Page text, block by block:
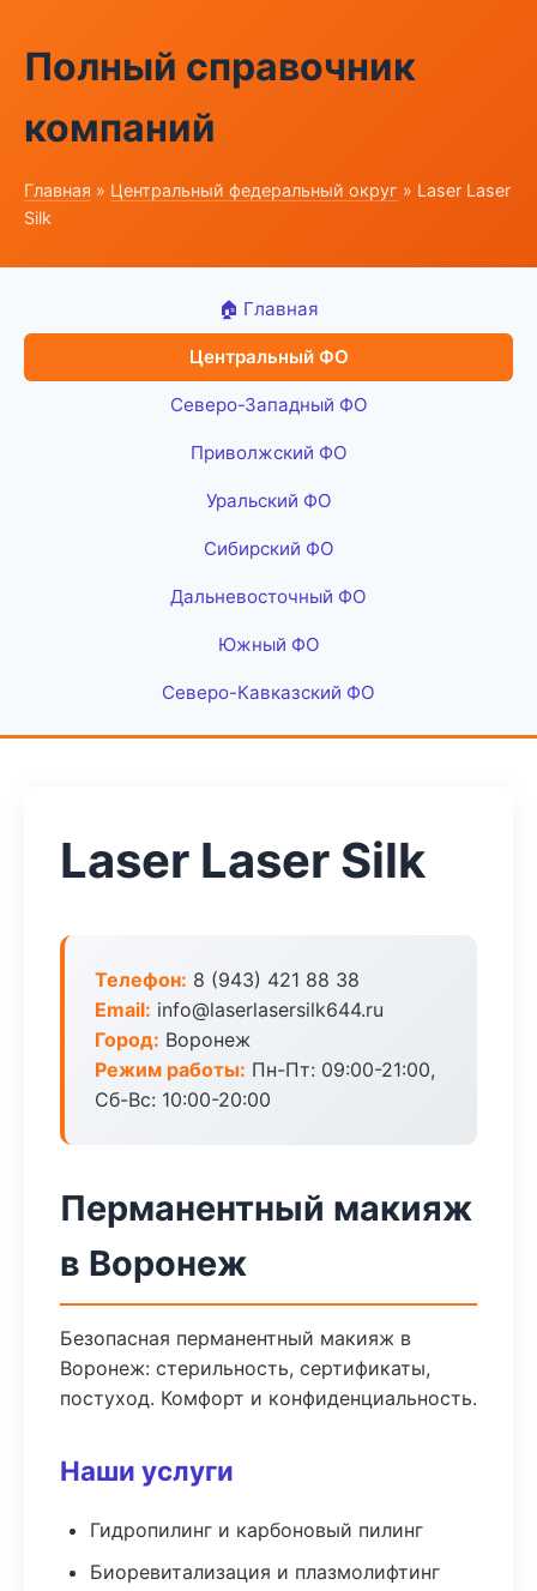
Полный справочник
компаний
Главная » Центральный федеральный округ » Laser Laser
Silk
🏠 Главная
Центральный ФО
Северо-Западный ФО
Приволжский ФО
Уральский ФО
Сибирский ФО
Дальневосточный ФО
Южный ФО
Северо-Кавказский ФО
Laser Laser Silk
Телефон: 8 (943) 421 88 38
Email: info@laserlasersilk644.ru
Город: Воронеж
Режим работы: Пн-Пт: 09:00-21:00,
Сб-Вс: 10:00-20:00
Перманентный макияж
в Воронеж
Безопасная перманентный макияж в
Воронеж: стерильность, сертификаты,
постуход. Комфорт и конфиденциальность.
Наши услуги
Гидропилинг и карбоновый пилинг
Биоревитализация и плазмолифтинг